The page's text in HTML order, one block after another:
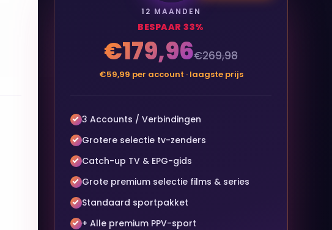
12 MAANDEN
BESPAAR 33%
€179,96€269,98
€59,99 per account · laagste prijs
3 Accounts / Verbindingen
Grotere selectie tv-zenders
Catch-up TV & EPG-gids
Grote premium selectie films & series
Standaard sportpakket
+ Alle premium PPV-sport